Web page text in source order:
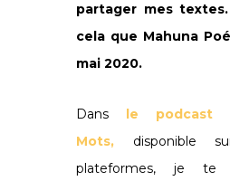
partager mes textes.
cela que Mahuna
mai 2020.
Dans le podcast
Mots, disponible
plateformes, je te